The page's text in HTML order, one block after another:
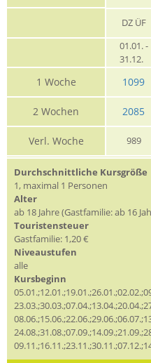
DZ ÜF
01.01. -
31.12.
1 Woche 1099
2 Wochen 2085
Verl. Woche 989
Durchschnittliche Kursgröße
1, maximal 1 Personen
Alter
ab 18 Jahre (Gastfamilie: ab 16
Touristensteuer
Gastfamilie: 1,20 €
Niveaustufen
alle
Kursbeginn